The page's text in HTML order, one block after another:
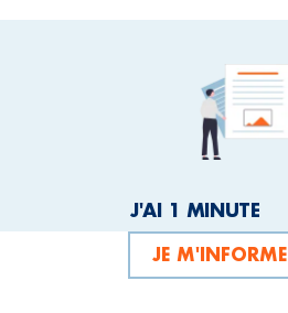
J'AI 1 MINUTE
JE M'INFORME